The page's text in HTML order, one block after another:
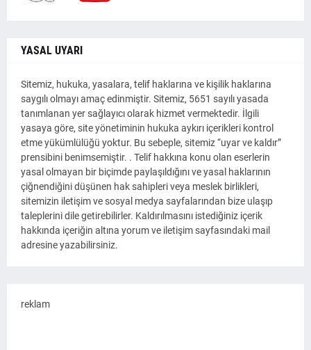
YASAL UYARI
Sitemiz, hukuka, yasalara, telif haklarına ve kişilik haklarına
saygılı olmayı amaç edinmiştir. Sitemiz, 5651 sayılı yasada
tanımlanan yer sağlayıcı olarak hizmet vermektedir. İlgili
yasaya göre, site yönetiminin hukuka aykırı içerikleri kontrol
etme yükümlülüğü yoktur. Bu sebeple, sitemiz “uyar ve kaldır”
prensibini benimsemiştir. . Telif hakkına konu olan eserlerin
yasal olmayan bir biçimde paylaşıldığını ve yasal haklarının
çiğnendiğini düşünen hak sahipleri veya meslek birlikleri,
sitemizin iletişim ve sosyal medya sayfalarından bize ulaşıp
taleplerini dile getirebilirler. Kaldırılmasını istediğiniz içerik
hakkında içeriğin altına yorum ve iletişim sayfasındaki mail
adresine yazabilirsiniz.
reklam